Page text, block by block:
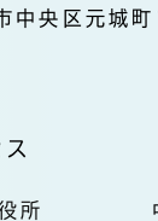
央区元城
所